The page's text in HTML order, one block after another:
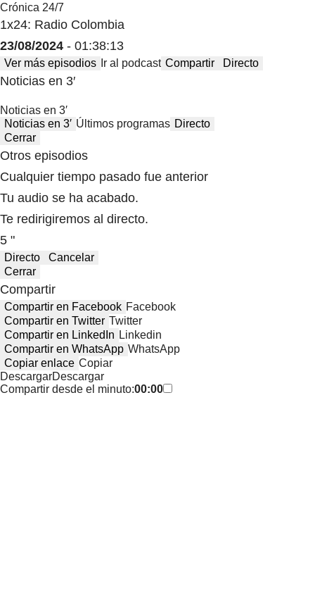
Crónica 24/7
1x24: Radio Colombia
23/08/2024 - 01:38:13
Ver más episodios Ir al podcast Compartir Directo
Noticias en 3′
Noticias en 3′
Noticias en 3′ Últimos programas Directo
Cerrar
Otros episodios
Cualquier tiempo pasado fue anterior
Tu audio se ha acabado.
Te redirigiremos al directo.
5 "
Directo
Cancelar
Cerrar
Compartir
Compartir en Facebook Facebook
Compartir en Twitter Twitter
Compartir en LinkedIn Linkedin
Compartir en WhatsApp WhatsApp
Copiar enlace Copiar
DescargarDescargar
Compartir desde el minuto:00:00